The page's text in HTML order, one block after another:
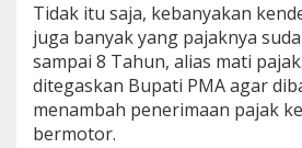
Tidak itu saja, kebanyakan
juga banyak yang pajaknya
sampai 8 Tahun, alias mati
ditegaskan Bupati PMA agar
menambah penerimaan pajak
bermotor.